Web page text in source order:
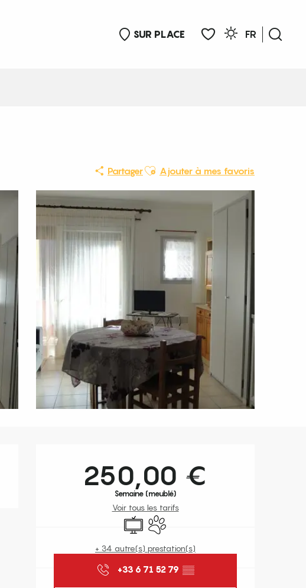
SUR PLACE
FR
PartagerAjouter aux favoris
Ajouter à mes favoris
250,00 €
Semaine (meublé)
Voir tous les tarifs
TélévisionAnimaux acceptés
+ 34 autre(s) prestation(s)
+33 6 71 52 79 ▒▒